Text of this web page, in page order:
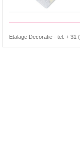
Etalage Decoratie - tel. + 31